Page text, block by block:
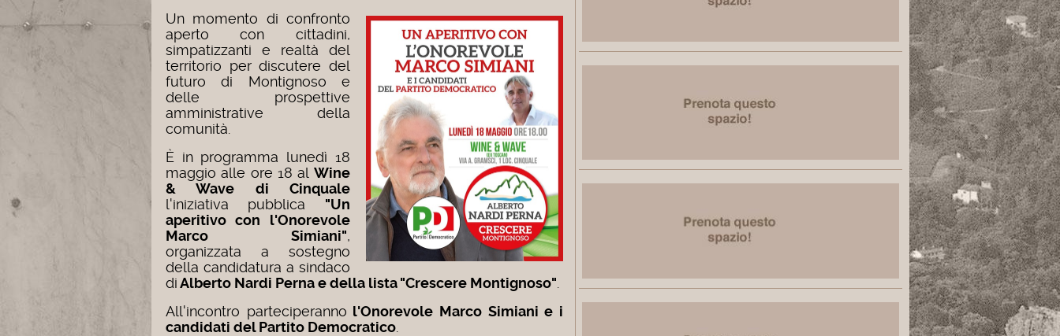
Un momento di confronto
aperto con cittadini,
simpatizzanti e realtà del
territorio per discutere del
futuro di Montignoso e
delle prospettive
amministrative della
comunità.
È in programma lunedì 18
maggio alle ore 18 al Wine
& Wave di Cinquale
l'iniziativa pubblica "Un
aperitivo con l'Onorevole
Marco Simiani",
organizzata a sostegno
della candidatura a sindaco
diAlberto Nardi Perna e della lista "Crescere Montignoso"
All'incontro parteciperanno l'Onorevole Marco Simiani e i
candidati del Partito Democratico